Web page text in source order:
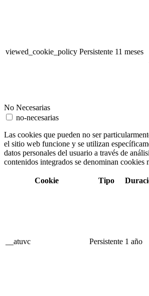
viewed_cookie_policy Persistente 11 meses
No Necesarias
no-necesarias
Las cookies que pueden no ser
el sitio web funcione y se utilizan
datos personales del usuario a través de
contenidos integrados se denominan cookies
Cookie Tipo
__atuvc Persistente 1 año